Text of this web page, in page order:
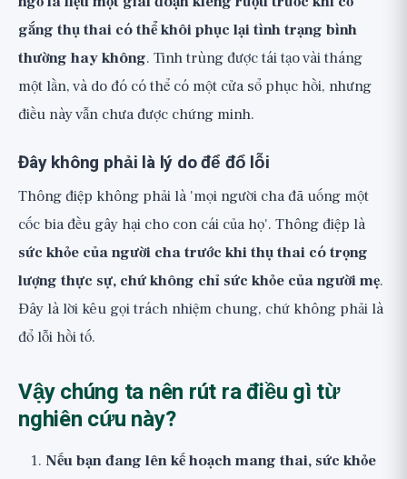
gắng thụ thai có thể khôi phục lại tình trạng bình
thường hay không. Tinh trùng được tái tạo vài tháng
một lần, và do đó có thể có một cửa sổ phục hồi, nhưng
điều này vẫn chưa được chứng minh.
Đây không phải là lý do để đổ lỗi
Thông điệp không phải là 'mọi người cha đã uống một
cốc bia đều gây hại cho con cái của họ'. Thông điệp là
sức khỏe của người cha trước khi thụ thai có trọng
lượng thực sự, chứ không chỉ sức khỏe của người mẹ.
Đây là lời kêu gọi trách nhiệm chung, chứ không phải là
đổ lỗi hồi tố.
Vậy chúng ta nên rút ra điều gì từ
nghiên cứu này?
Nếu bạn đang lên kế hoạch mang thai, sức khỏe